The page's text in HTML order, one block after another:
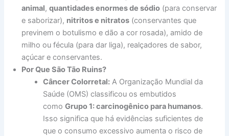
animal,quantidades enormes de sódio (para conservar
e saborizar), nitritos e nitratos (conservantes que
previnem o botulismo e dão a cor rosada), amido de
milho ou fécula (para dar liga), realçadores de sabor,
açúcar e conservantes.
Por Que São Tão Ruins?
Câncer Colorretal: A Organização Mundial da
Saúde (OMS) classificou os embutidos
comoGrupo 1: carcinogênico para humanos.
Isso significa que há evidências suficientes de
que o consumo excessivo aumenta o risco de